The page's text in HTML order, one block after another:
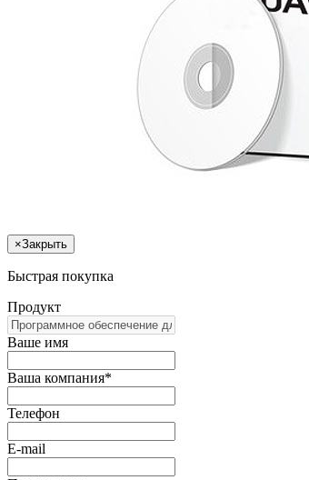
×Закрыть
Быстрая покупка
Продукт
Ваше имя
Ваша компания*
Телефон
E-mail